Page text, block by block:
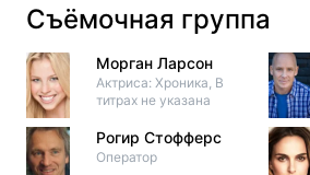
Съёмочная группа
Морган Ларсон
Актриса: Хроника, В
титрах не указана
Рогир Стофферс
Оператор